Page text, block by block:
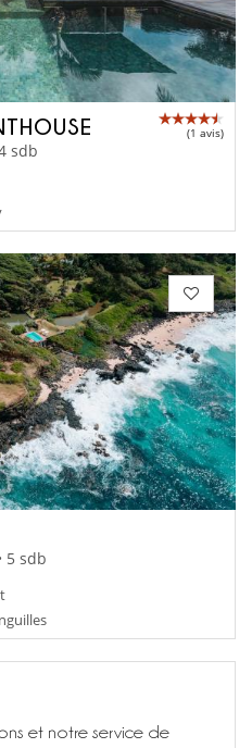
(1 avis)
sdb
5 sdb
et notre service de